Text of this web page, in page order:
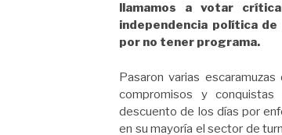
llamamos a votar
independencia política
por no tener programa.
Pasaron varias
compromisos y
descuento de los días por
en su mayoría el sector de